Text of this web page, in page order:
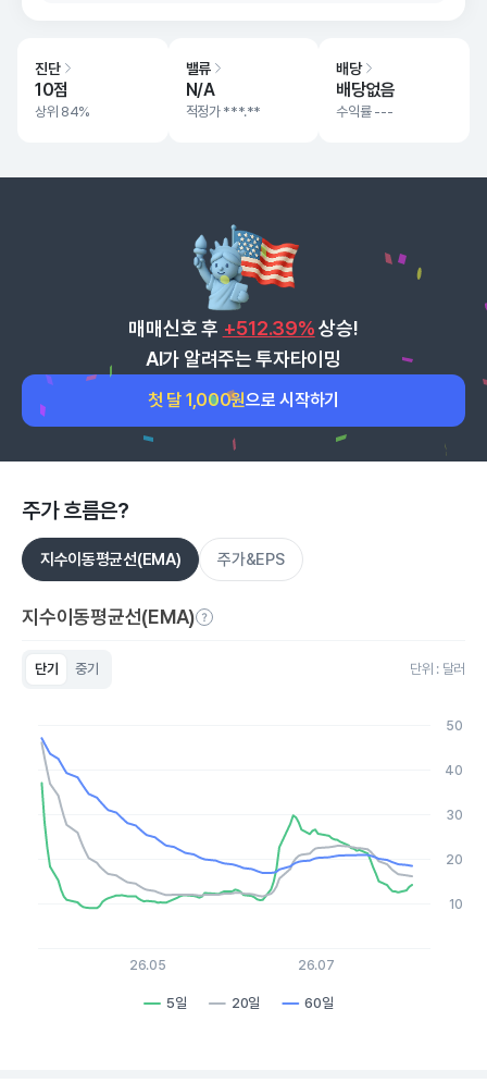
진단
10점
상위 84%
밸류
N/A
적정가 ***.**
배당
배당없음
수익률 ---
매매신호 후 +512.39% 상승!
AI가 알려주는 투자타이밍
첫 달 1,000원으로 시작하기
주가 흐름은?
지수이동평균선(EMA) 주가&EPS
지수이동평균선(EMA)
단기 중기 단위 : 달러
View as data table, Chart
The chart has 1 X axis displaying Time. Data ranges from
The chart has 1 Y axis displaying values. Data ranges from
5일 20일 60일
26.05 26.07
10
20
30
40
50